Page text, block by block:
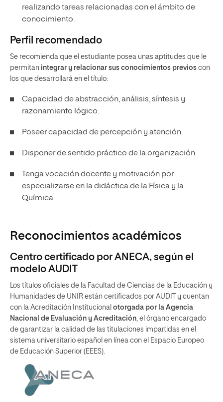
realizando tareas relacionadas con el ámbito de
conocimiento.
Perfil recomendado
Se recomienda que el estudiante posea unas aptitudes que le
permitan integrar y relacionar sus conocimientos previos con
los que desarrollará en el título:
Capacidad de abstracción, análisis, síntesis y
razonamiento lógico.
Poseer capacidad de percepción y atención.
Disponer de sentido práctico de la organización.
Tenga vocación docente y motivación por
especializarse en la didáctica de la Física y la
Química.
Reconocimientos académicos
Centro certificado por ANECA, según el
modelo AUDIT
Los títulos oficiales de la Facultad de Ciencias de la Educación y
Humanidades de UNIR están certificados por AUDIT y cuentan
con la Acreditación Institucional otorgada por la Agencia
Nacional de Evaluación y Acreditación, el órgano encargado
de garantizar la calidad de las titulaciones impartidas en el
sistema universitario español en línea con el Espacio Europeo
de Educación Superior (EEES).